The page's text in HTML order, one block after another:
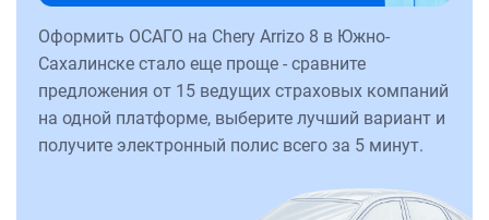
Оформить ОСАГО на Chery Arrizo 8 в Южно-
Сахалинске стало еще проще - сравните
предложения от 15 ведущих страховых компаний
на одной платформе, выберите лучший вариант и
получите электронный полис всего за 5 минут.